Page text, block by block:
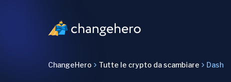
ChangeHero Tutte le crypto da scambiare Dash